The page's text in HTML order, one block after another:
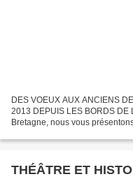
DES VOEUX AUX ANCIENS
2013 DEPUIS LES BORDS
Bretagne, nous vous
THÉÂTRE ET